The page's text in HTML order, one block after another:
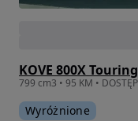
KOVE 800X Touring
Wyróżnione